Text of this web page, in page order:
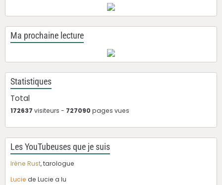
Ma prochaine lecture
Statistiques
Total
172637 visiteurs - 727090 pages vues
Les YouTubeuses que je suis
Irène Rust, tarologue
Lucie de Lucie a lu